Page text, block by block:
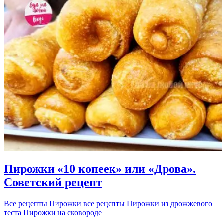
и
яйцом.
Новинка!
Пирожки «10 копеек» или «Дрова».
Советский рецепт
Все рецепты Пирожки все рецепты Пирожки из дрожжевого
теста Пирожки на сковороде